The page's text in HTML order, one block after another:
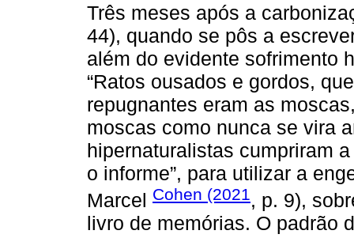
Três meses após a
44), quando se pôs a
além do evidente sofrimento
“Ratos ousados e gordos,
repugnantes eram as
moscas como nunca se vira
hipernaturalistas cumpriram
o informe”, para utilizar a
Marcel Cohen (2021, p. 9),
livro de memórias. O padrão